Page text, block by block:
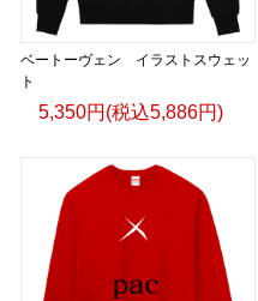
ベートーヴェン イラストスウェッ
ト
5,350円(税込5,886円)